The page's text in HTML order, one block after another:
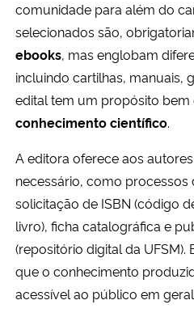
comunidade para além do
selecionados são,
ebooks, mas englobam
incluindo cartilhas, manuais,
edital tem um propósito bem
conhecimento científico.
A editora oferece aos
necessário, como processos
solicitação de ISBN (código
livro), ficha catalográfica e
(repositório digital da UFSM).
que o conhecimento
acessível ao público em